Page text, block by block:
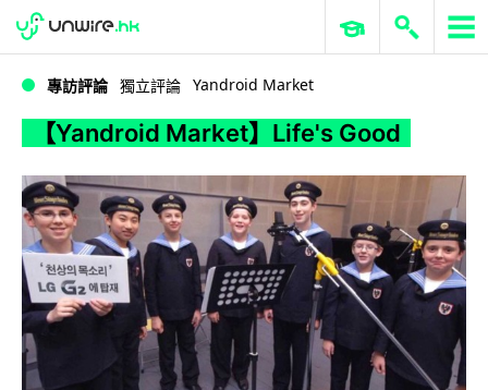
【Yandroid Market】Life's Good
WWDC 2026 ERP 與商業 AI
專訪評論 獨立評論 Yandroid Market
【Yandroid Market】Life's Good